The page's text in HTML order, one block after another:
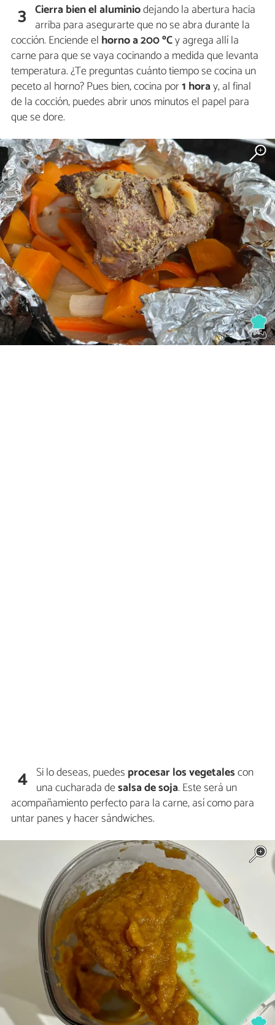
3 Cierra bien el aluminiodejando la abertura hacia
arriba para asegurarte que no se abra durante la
cocción. Enciende el horno a 200 ºCy agrega allí la
carne para que se vaya cocinando a medida que levanta
temperatura. ¿Te preguntas cuánto tiempo se cocina un
peceto al horno? Pues bien, cocina por1 horay, al final
de la cocción, puedes abrir unos minutos el papel para
que se dore.
4 Si lo deseas, puedes procesar los vegetalescon
una cucharada desalsa de soja. Este será un
acompañamiento perfecto para la carne, así como para
untar panes y hacer sándwiches.